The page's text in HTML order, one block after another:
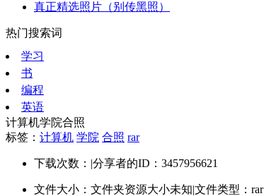
真正精选照片（别传黑照）
热门搜索词
学习
书
编程
英语
计算机学院合照
标签： 计算机 学院 合照 rar
下载次数： |分享者的ID：3457956621
文件大小：文件夹资源大小未知|文件类型：rar